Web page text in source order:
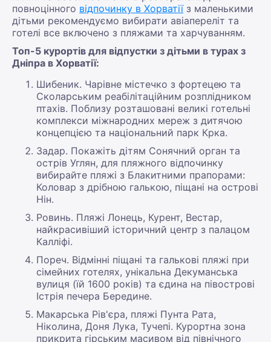
повноцінного відпочинку в Хорватіїз маленькими
дітьми рекомендуємо вибирати авіапереліт та
готелі все включено з пляжами та харчуванням.
Топ-5 курортів для відпустки з дітьми в турах з
Дніпра в Хорватії:
Шибеник. Чарівне містечко з фортецею та
Сколарським реабілітаційним розплідником
птахів. Поблизу розташовані великі готельні
комплекси міжнародних мереж з дитячою
концепцією та національний парк Крка.
Задар. Покажіть дітям Сонячний орган та
острів Углян, для пляжного відпочинку
вибирайте пляжі з Блакитними прапорами:
Коловар з дрібною галькою, піщані на острові
Нін.
Ровинь. Пляжі Лонець, Курент, Вестар,
найкрасивіший історичний центр з палацом
Калліфі.
Пореч. Відмінні піщані та галькові пляжі при
сімейних готелях, унікальна Декуманська
вулиця (їй 1600 років) та єдина на півострові
Істрія печера Бередине.
Макарська Рів'єра, пляжі Пунта Рата,
Ніколина, Доня Лука, Тучепі. Курортна зона
прикрита гірським масивом від північного